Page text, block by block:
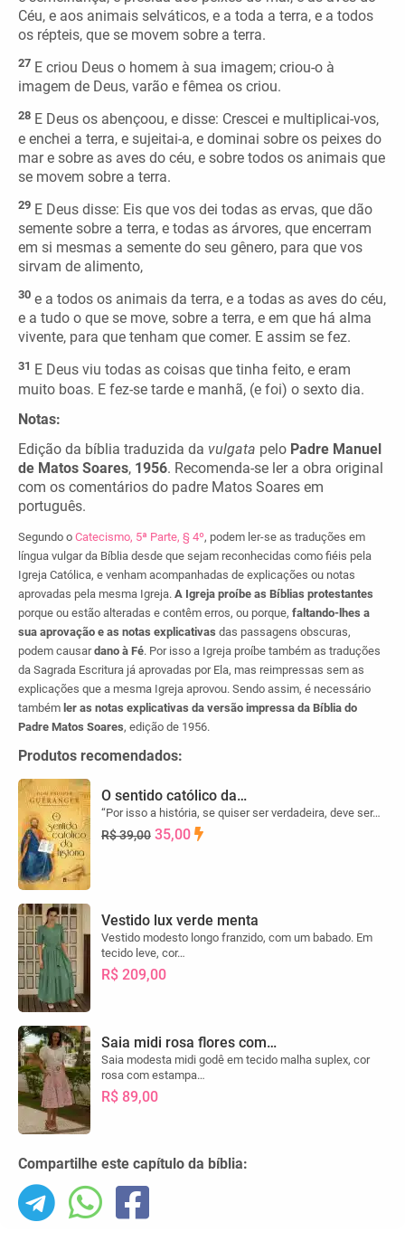
Céu, e aos animais selváticos, e a toda a terra, e a todos
os répteis, que se movem sobre a terra.
27 E criou Deus o homem à sua imagem; criou-o à
imagem de Deus, varão e fêmea os criou.
28 E Deus os abençoou, e disse: Crescei e multiplicai-vos,
e enchei a terra, e sujeitai-a, e dominai sobre os peixes do
mar e sobre as aves do céu, e sobre todos os animais que
se movem sobre a terra.
29 E Deus disse: Eis que vos dei todas as ervas, que dão
semente sobre a terra, e todas as árvores, que encerram
em si mesmas a semente do seu gênero, para que vos
sirvam de alimento,
30 e a todos os animais da terra, e a todas as aves do céu,
e a tudo o que se move, sobre a terra, e em que há alma
vivente, para que tenham que comer. E assim se fez.
31 E Deus viu todas as coisas que tinha feito, e eram
muito boas. E fez-se tarde e manhã, (e foi) o sexto dia.
Notas:
Edição da bíblia traduzida da vulgata pelo Padre Manuel
de Matos Soares, 1956. Recomenda-se ler a obra original
com os comentários do padre Matos Soares em
português.
Segundo o Catecismo, 5ª Parte, § 4º, podem ler-se as traduções em
língua vulgar da Bíblia desde que sejam reconhecidas como fiéis pela
Igreja Católica, e venham acompanhadas de explicações ou notas
aprovadas pela mesma Igreja. A Igreja proíbe as Bíblias protestantes
porque ou estão alteradas e contêm erros, ou porque, faltando-lhes a
sua aprovação e as notas explicativas das passagens obscuras,
podem causardano à Fé. Por isso a Igreja proíbe também as traduções
da Sagrada Escritura já aprovadas por Ela, mas reimpressas sem as
explicações que a mesma Igreja aprovou. Sendo assim, é necessário
também ler as notas explicativas da versão impressa da Bíblia do
Padre Matos Soares, edição de 1956.
Produtos recomendados:
O sentido católico da…
“Por isso a história, se quiser ser verdadeira, deve ser…
R$ 39,00 35,00
Vestido lux verde menta
Vestido modesto longo franzido, com um babado. Em
tecido leve, cor…
R$ 209,00
Saia midi rosa flores com…
Saia modesta midi godê em tecido malha suplex, cor
rosa com estampa…
R$ 89,00
Compartilhe este capítulo da bíblia: